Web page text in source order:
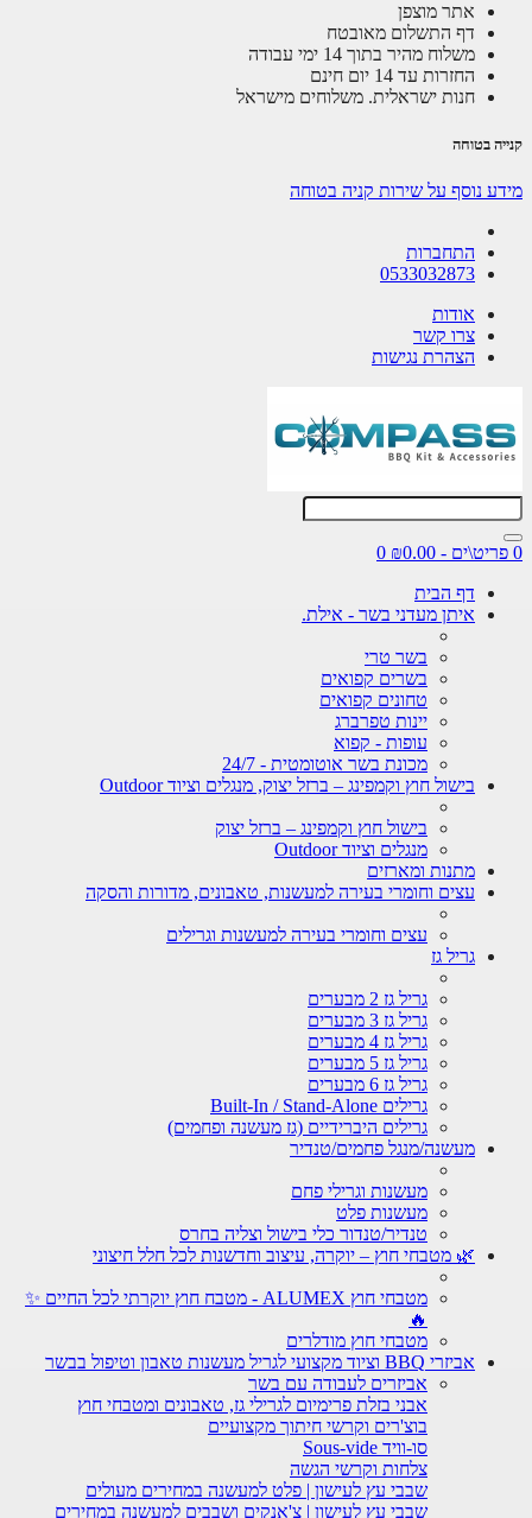
אתר מוצפן
דף התשלום מאובטח
משלוח מהיר בתוך 14 ימי עבודה
החזרות עד 14 יום חינם
חנות ישראלית. משלוחים מישראל
בטוחה
נוסף על שירות קניה בטוחה
התחברות
0533032873
אודות
צרו קשר
הצהרת נגישות
0
דף הבית
איתן מעדני בשר - אילת.
בשר טרי
בשרים קפואים
טחונים קפואים
יינות טפרברג
עופות - קפוא
מכונת בשר אוטומטית - 24/7
בישול חוץ וקמפינג – ברזל יצוק, מנגלים וציוד Outdoor
בישול חוץ וקמפינג – ברזל יצוק
מנגלים וציוד Outdoor
מתנות ומארזים
עצים וחומרי בעירה למעשנות, טאבונים, מדורות והסקה
עצים וחומרי בעירה למעשנות וגרילים
גריל גז
גריל גז 2 מבערים
גריל גז 3 מבערים
גריל גז 4 מבערים
גריל גז 5 מבערים
גריל גז 6 מבערים
גרילים Built-In / Stand-Alone
גרילים היברידיים (גז מעשנה ופחמים)
מעשנה/מנגל פחמים/טנדיר
מעשנות וגרילי פחם
מעשנות פלט
טנדיר/טנדור כלי בישול וצליה בחרס
🌿 מטבחי חוץ – יוקרה, עיצוב וחדשנות לכל חלל חיצוני
מטבחי חוץ ALUMEX - מטבח חוץ יוקרתי לכל החיים ✨
מטבחי חוץ מודלרים
אביזרי BBQ וציוד מקצועי לגריל מעשנות טאבון וטיפול בבשר
אביזרים לעבודה עם בשר
אבני בזלת פרימיום לגרילי גז, טאבונים ומטבחי חוץ
בוצ'רים וקרשי חיתוך מקצועיים
סו-וויד Sous-vide
צלחות וקרשי הגשה
שבבי עץ לעישון | פלט למעשנה במחירים מעולים
שבבי עץ לעישון | צ'אנקים ושבבים למעשנה במחירים